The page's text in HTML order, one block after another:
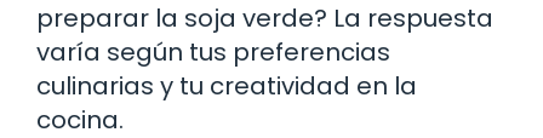
preparar la soja verde? La respuesta
varía según tus preferencias
culinarias y tu creatividad en la
cocina.